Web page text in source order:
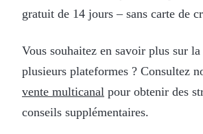
gratuit de 14 jours – sans carte de
Vous souhaitez en savoir plus sur
plusieurs plateformes ? Consultez
vente multicanal pour obtenir des
conseils supplémentaires.